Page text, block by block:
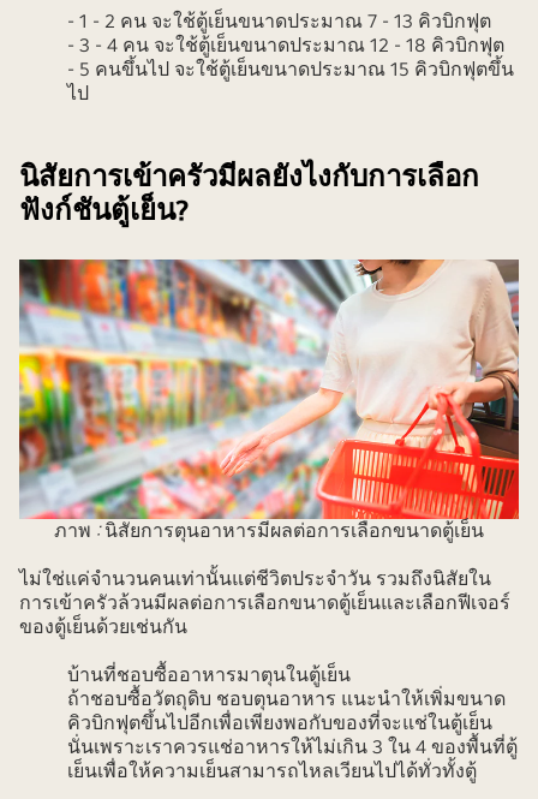
- 1 - 2 คน จะใช้ตู้เย็นขนาดประมาณ 7 - 13 คิวบิกฟุต
- 3 - 4 คน จะใช้ตู้เย็นขนาดประมาณ 12 - 18 คิวบิกฟุต
- 5 คนขึ้นไป จะใช้ตู้เย็นขนาดประมาณ 15 คิวบิกฟุตขึ้น
ไป
นิสัยการเข้าครัวมีผลยังไงกับการเลือก
ฟังก์ชันตู้เย็น?
ภาพ :นิสัยการตุนอาหารมีผลต่อการเลือกขนาดตู้เย็น
ไม่ใช่แค่จำนวนคนเท่านั้นแต่ชีวิตประจำวัน รวมถึงนิสัยใน
การเข้าครัวล้วนมีผลต่อการเลือกขนาดตู้เย็นและเลือกฟีเจอร์
ของตู้เย็นด้วยเช่นกัน
บ้านที่ชอบซื้ออาหารมาตุนในตู้เย็น
ถ้าชอบซื้อวัตถุดิบ ชอบตุนอาหาร แนะนำให้เพิ่มขนาด
คิวบิกฟุตขึ้นไปอีกเพื่อเพียงพอกับของที่จะแช่ในตู้เย็น
นั่นเพราะเราควรแช่อาหารให้ไม่เกิน 3 ใน 4 ของพื้นที่ตู้
เย็นเพื่อให้ความเย็นสามารถไหลเวียนไปได้ทั่วทั้งตู้